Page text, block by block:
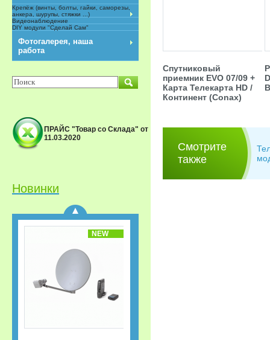
Спутниковый
приемник EVO 07/09 +
Карта Телекарта HD /
Континент (Conax)
Смотрите
также
Крепёж (винты, болты, гайки, саморезы,
анкера, шурупы, стяжки ...)
Видеонаблюдение
DIY модули "Сделай Сам"
Фотогалерея, наша
работа
ПРАЙС "Товар со Склада" от
11.03.2020
Новинки
Спутниковый
Сверхвыгодная
рассрочка!»
NEW